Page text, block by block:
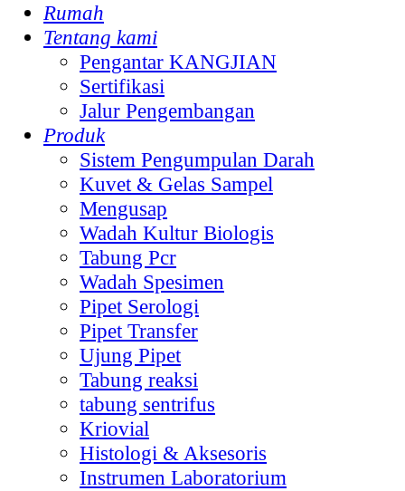
Rumah
Tentang kami
Pengantar KANGJIAN
Sertifikasi
Jalur Pengembangan
Produk
Sistem Pengumpulan Darah
Kuvet & Gelas Sampel
Mengusap
Wadah Kultur Biologis
Tabung Pcr
Wadah Spesimen
Pipet Serologi
Pipet Transfer
Ujung Pipet
Tabung reaksi
tabung sentrifus
Kriovial
Histologi & Aksesoris
Instrumen Laboratorium